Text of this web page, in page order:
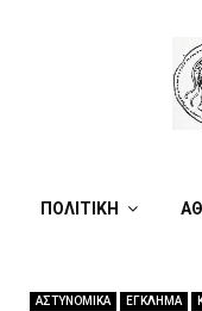
ΠΟΛΙΤΙΚΗ
ΑΣΤΥΝΟΜΙΚΑ ΕΓΚΛΗΜΑ